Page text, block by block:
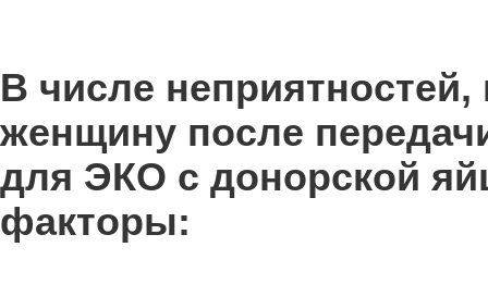
В числе
женщину после
для ЭКО с донорской
факторы: